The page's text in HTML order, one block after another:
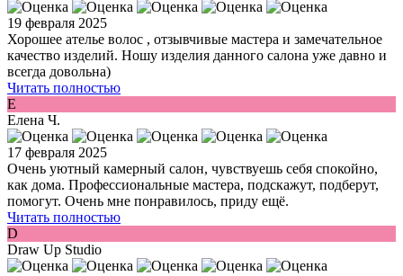
19 февраля 2025
Хорошее ателье волос , отзывчивые мастера и замечательное
качество изделий. Ношу изделия данного салона уже давно и
всегда довольна)
Читать полностью
Е
Елена Ч.
17 февраля 2025
Очень уютный камерный салон, чувствуешь себя спокойно,
как дома. Профессиональные мастера, подскажут, подберут,
помогут. Очень мне понравилось, приду ещё.
Читать полностью
D
Draw Up Studio